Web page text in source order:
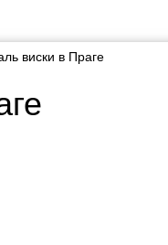
виски в Праге